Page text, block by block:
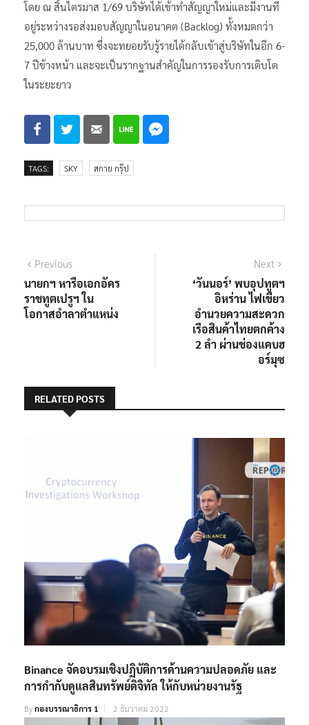
โดย ณ สิ้นไตรมาส 1/69 บริษัทได้เข้าทำสัญญาใหม่และมีงานที่
อยู่ระหว่างรอส่งมอบสัญญาในอนาคต (Backlog) ทั้งหมดกว่า
25,000 ล้านบาท ซึ่งจะทยอยรับรู้รายได้กลับเข้าสู่บริษัทในอีก 6-
7 ปีข้างหน้า และจะเป็นรากฐานสำคัญในการรองรับการเติบโต
ในระยะยาว
TAGS: SKY สกาย กรุ๊ป
แนะแนว
เรื่อง
PreviousPrevious
post:
นายกฯ หารือเอกอัคร
ราชทูตเปรูฯ ใน
โอกาสอำลาตำแหน่ง
Next
post:
‘วันนอร์’ พบอุปทูตฯ
อิหร่าน ไฟเขียว
อำนวยความสะดวก
เรือสินค้าไทยตกค้าง
2 ลำ ผ่านช่องแคบฮ
อร์มุซ
RELATED POSTS
Binance จัดอบรมเชิงปฏิบัติการด้านความปลอดภัย และ
การกำกับดูแลสินทรัพย์ดิจิทัล ให้กับหน่วยงานรัฐ
Byกองบรรณาธิการ 1 2 ธันวาคม 2022